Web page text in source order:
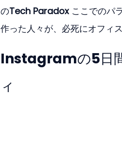
のTech Paradox ここでのパ
作った人々が、必死にオフィ
Instagramの5日
ィ